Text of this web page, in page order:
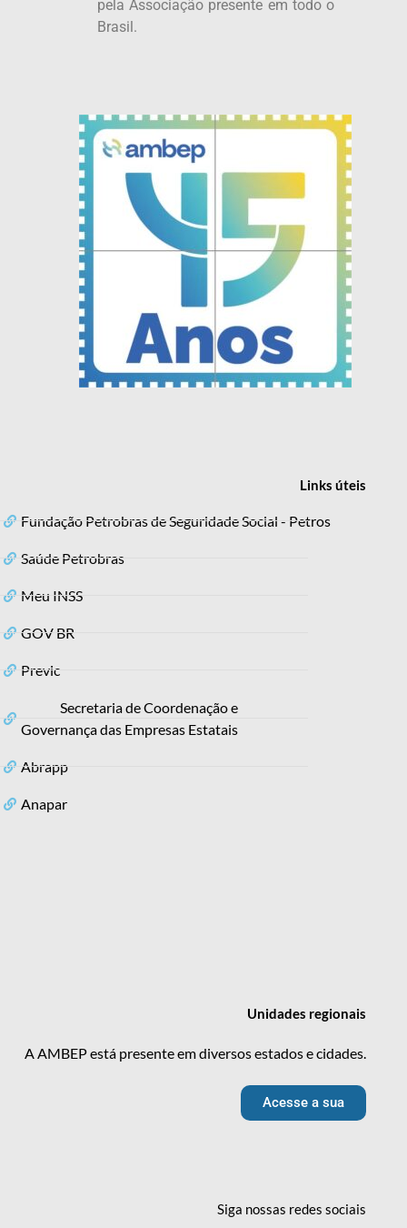
pela Associação presente em todo o
Brasil.
Linksúteis
Fundação Petrobras de Seguridade Social - Petros
Saúde Petrobras
Meu INSS
GOV BR
Previc
Secretaria de Coordenação e
Governança das Empresas Estatais
Abrapp
Anapar
Unidades regionais
A AMBEP está presente em diversos estados e cidades.
Acesse a sua
Siga nossas redessociais